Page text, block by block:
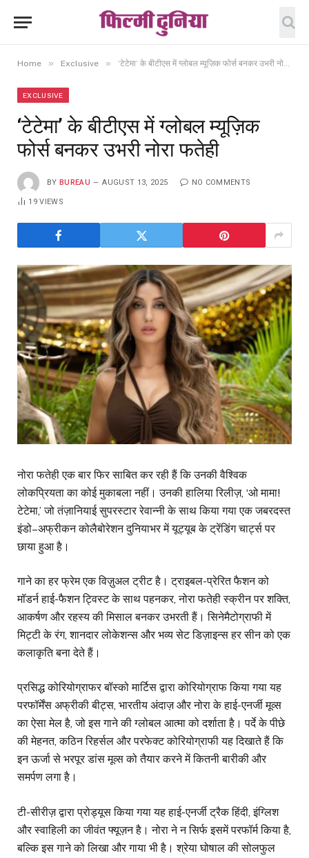
Home » Exclusive » ‘टेटेमा’ के बीटीएस में ग्लोबल म्यूज़िक फोर्स बनकर उभरी नोरा फतेही
EXCLUSIVE
‘टेटेमा’ के बीटीएस में ग्लोबल म्यूज़िक
फोर्स बनकर उभरी नोरा फतेही
BY BUREAU AUGUST 13, 2025 NO COMMENTS
19VIEWS
नोरा फतेही एक बार फिर साबित कर रही हैं कि उनकी वैश्विक
लोकप्रियता का कोई मुकाबला नहीं। उनकी हालिया रिलीज़, ‘ओ मामा!
टेटेमा,’ जो तंज़ानियाई सुपरस्टार रेवान्नी के साथ किया गया एक जबरदस्त
इंडो–अफ्रीकन कोलैबोरेशन दुनियाभर में यूट्यूब के ट्रेंडिंग चार्ट्स पर
छाया हुआ है।
गाने का हर फ्रेम एक विज़ुअल ट्रीट है। ट्राइबल-प्रेरित फैशन को
मॉडर्न हाई-फैशन ट्विस्ट के साथ पहनकर, नोरा फतेही स्क्रीन पर शक्ति,
आकर्षण और रहस्य की मिसाल बनकर उभरती हैं। सिनेमैटोग्राफी में
मिट्टी के रंग, शानदार लोकेशन्स और भव्य सेट डिज़ाइन्स हर सीन को एक
कलाकृति बना देते हैं।
प्रसिद्ध कोरियोग्राफर बॉस्को मार्टिस द्वारा कोरियोग्राफ किया गया यह
परफॉर्मेंस अफ्रीकी बीट्स, भारतीय अंदाज़ और नोरा के हाई-एनर्जी मूव्स
का ऐसा मेल है, जो इस गाने की ग्लोबल आत्मा को दर्शाता है। पर्दे के पीछे
की मेहनत, कठिन रिहर्सल और परफेक्ट कोरियोग्राफी यह दिखाते हैं कि
इन ऊर्जा से भरपूर डांस मूव्स को तैयार करने में कितनी बारीकी और
समर्पण लगा है।
टी-सीरीज़ द्वारा प्रोड्यूस किया गया यह हाई-एनर्जी ट्रैक हिंदी, इंग्लिश
और स्वाहिली का जीवंत फ्यूज़न है। नोरा ने न सिर्फ इसमें परफॉर्म किया है,
बल्कि इस गाने को लिखा और गाया भी है। श्रेया घोषाल की सोलफुल